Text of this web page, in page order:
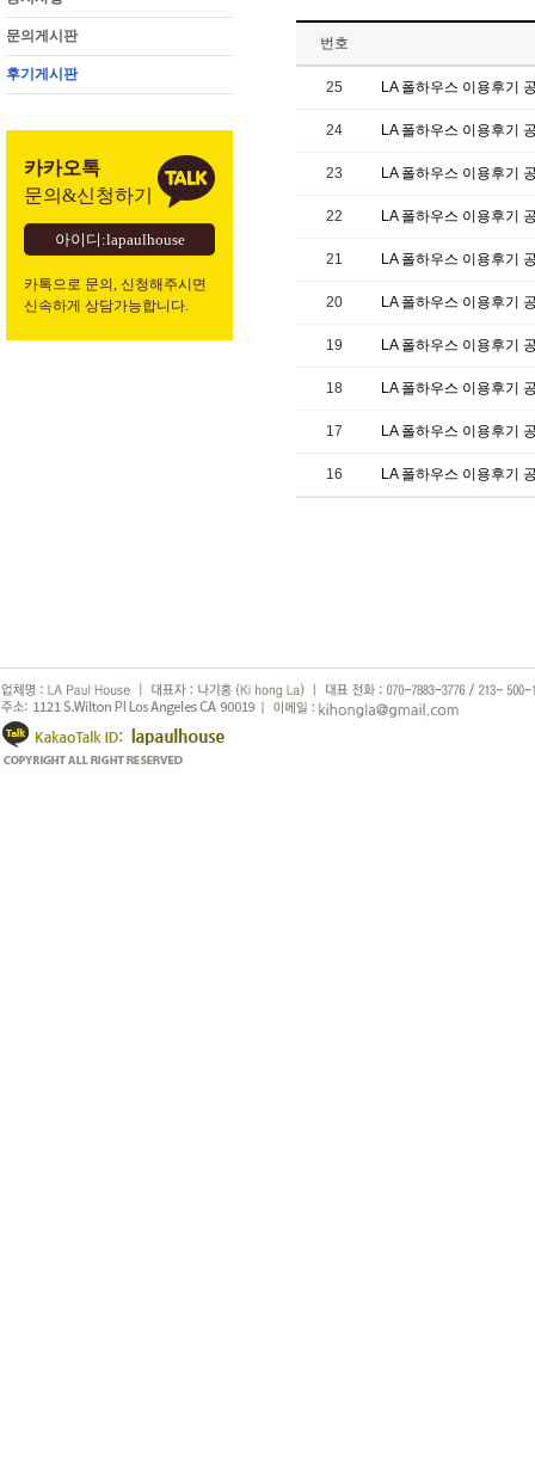
문의게시판
후기게시판
카카오톡
문의&신청하기
아이디:lapaulhouse
카톡으로 문의, 신청해주시면
신속하게 상담가능합니다.
번호
25 LA 폴하우스 이용후기
24 LA 폴하우스 이용후기
23 LA 폴하우스 이용후기
22 LA 폴하우스 이용후기
21 LA 폴하우스 이용후기
20 LA 폴하우스 이용후기
19 LA 폴하우스 이용후기
18 LA 폴하우스 이용후기
17 LA 폴하우스 이용후기
16 LA 폴하우스 이용후기